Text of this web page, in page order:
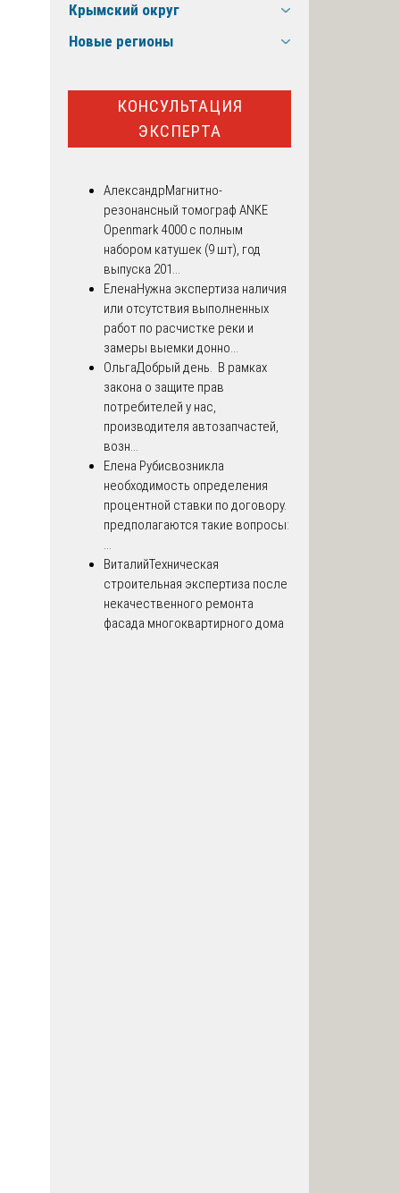
Крымский округ
Новые регионы
КОНСУЛЬТАЦИЯ
ЭКСПЕРТА
АлександрМагнитно-
резонансный томограф ANKE
Openmark 4000 с полным
набором катушек (9 шт), год
выпуска 201...
ЕленаНужна экспертиза наличия
или отсутствия выполненных
работ по расчистке реки и
замеры выемки донно...
ОльгаДобрый день. В рамках
закона о защите прав
потребителей у нас,
производителя автозапчастей,
возн...
Елена Рубисвозникла
необходимость определения
процентной ставки по договору.
предполагаются такие вопросы:
...
ВиталийТехническая
строительная экспертиза после
некачественного ремонта
фасада многоквартирного дома